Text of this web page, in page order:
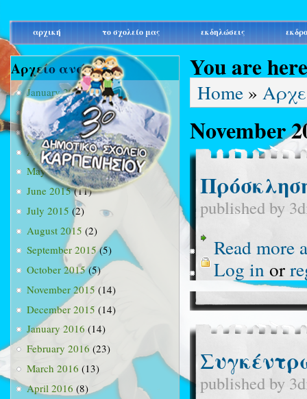
main_menu
αρχική το σχολείο μας εκδηλώσεις
Αρχείο ανά μήνα
January 2015(3)
February 2015(9)
March 2015(34)
April 2015(15)
May 2015(13)
June 2015(11)
July 2015 (2)
August 2015 (2)
September 2015(5)
October 2015(5)
November 2015 (14)
December 2015 (14)
January 2016 (14)
February 2016 (23)
March 2016 (13)
April 2016 (8)
You are here
Home »
November
published by
Read more
Log inor
published by